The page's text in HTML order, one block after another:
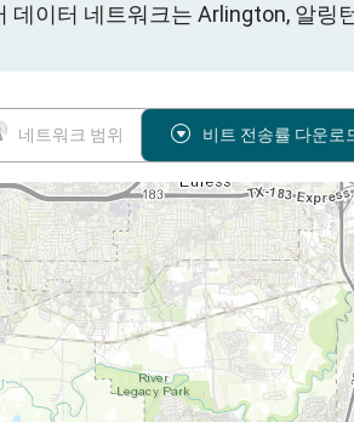
이터 네트워크는 Arlington, 알링
네트워크 범위 비트 전송률 다운로